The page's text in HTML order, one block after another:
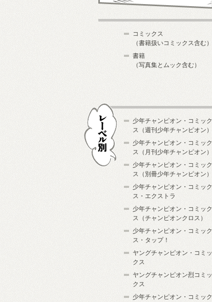
コミックス
（書籍扱いコミックス含む）
書籍
（写真集とムック含む）
少年チャンピオン・コミック
ス（週刊少年チャンピオン）
少年チャンピオン・コミック
ス（月刊少年チャンピオン）
少年チャンピオン・コミック
ス（別冊少年チャンピオン）
少年チャンピオン・コミック
ス・エクストラ
少年チャンピオン・コミック
ス（チャンピオンクロス）
少年チャンピオン・コミック
ス・タップ！
ヤングチャンピオン・コミッ
クス
ヤングチャンピオン烈コミッ
クス
少年チャンピオン・コミック